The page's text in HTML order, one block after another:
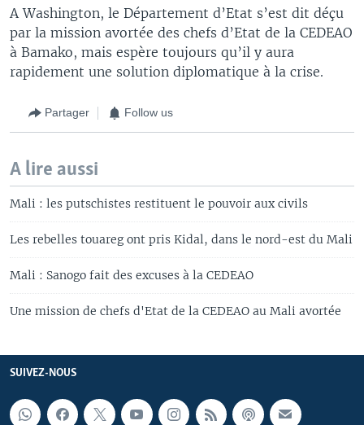
A Washington, le Département d’Etat s’est dit déçu
par la mission avortée des chefs d’Etat de la CEDEAO
à Bamako, mais espère toujours qu’il y aura
rapidement une solution diplomatique à la crise.
Partager Follow us
A lire aussi
Mali : les putschistes restituent le pouvoir aux civils
Les rebelles touareg ont pris Kidal, dans le nord-est du Mali
Mali : Sanogo fait des excuses à la CEDEAO
Une mission de chefs d'Etat de la CEDEAO au Mali avortée
SUIVEZ-NOUS